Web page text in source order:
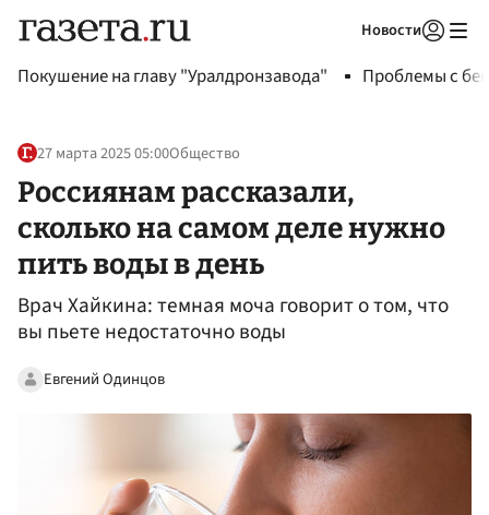
Новости
Покушение на главу "Уралдронзавода" Проблемы с
27 марта 2025 05:00Общество
Россиянам рассказали,
сколько на самом деле нужно
пить воды в день
Врач Хайкина: темная моча говорит о том, что
вы пьете недостаточно воды
Евгений Одинцов